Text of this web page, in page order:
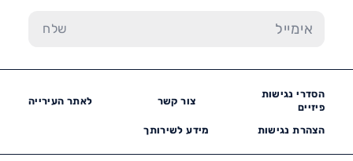
הסדרי נגישות
פיזיים
צור קשר לאתר העירייה
הצהרת נגישות מידע לשירותך